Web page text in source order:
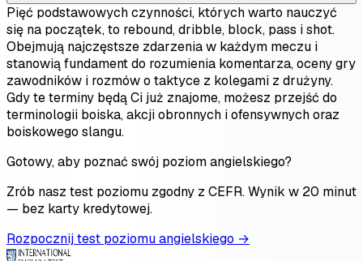
Pięć podstawowych czynności, których warto nauczyć
się na początek, to rebound, dribble, block, pass i shot.
Obejmują najczęstsze zdarzenia w każdym meczu i
stanowią fundament do rozumienia komentarza, oceny gry
zawodników i rozmów o taktyce z kolegami z drużyny.
Gdy te terminy będą Ci już znajome, możesz przejść do
terminologii boiska, akcji obronnych i ofensywnych oraz
boiskowego slangu.
Gotowy, aby poznać swój poziom angielskiego?
Zrób nasz test poziomu zgodny z CEFR. Wynik w 20 minut
— bez karty kredytowej.
Rozpocznij test poziomu angielskiego →